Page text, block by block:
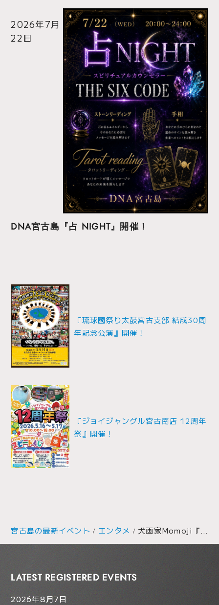
2026年7月
22日
DNA宮古島『占 NIGHT』開催！
投
稿
ナ
ビ
ゲ
シ
ョ
ン
『琉球國祭り太鼓宮古支部 結成30周
年記念公演』開催！
『ジョイジャングル宮古南店 12周年
祭』開催！
宮古島の最新イベント エンタメ 犬画家Momoji『わんこ似顔絵スケッチ in 宮古島』開催！
LATEST REGISTERED EVENTS
2026年8月7日